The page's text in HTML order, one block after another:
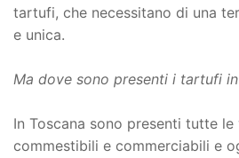
tartufi, che necessitano di una
e unica.
Ma dove sono presenti i tartufi in
In Toscana sono presenti tutte
commestibili e commerciabili e